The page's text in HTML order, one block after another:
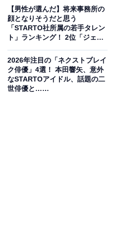
送。そして、KEY TO LIT初
ル!?』（テレビ東京）が、6
れました。
6月13日の放送では、女性の
択ゲームでメンバーが対決
【男性が選んだ】将来事務所の
顔となりそうだと思う
「STARTO社所属の若手タレン
ト」ランキング！ 2位「ジェシ
調査】
2026年注目の「ネクストブレイ
ク俳優」4選！ 本田響矢、意外
なSTARTOアイドル、話題の二
世俳優と……